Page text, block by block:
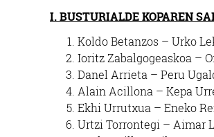
I. BUSTURIALDE KOPAREN
Koldo Betanzos – Urko
Ioritz Zabalgogeaskoa –
Danel Arrieta – Peru
Alain Acillona – Kepa
Ekhi Urrutxua – Eneko
Urtzi Torrontegi – Aimar